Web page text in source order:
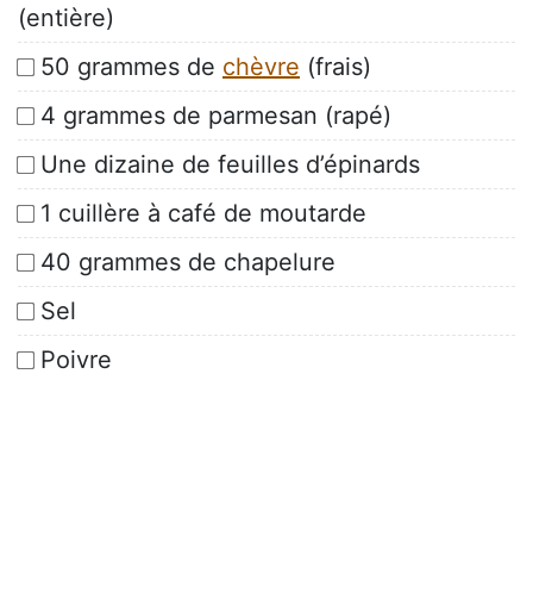
(entière)
50 grammes de chèvre (frais)
4 grammes de parmesan (rapé)
Une dizaine de feuilles d’épinards
1 cuillère à café de moutarde
40 grammes de chapelure
Sel
Poivre